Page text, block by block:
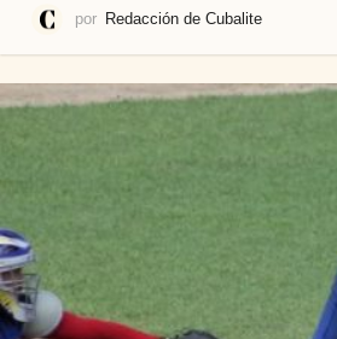
por Redacción de Cubalite